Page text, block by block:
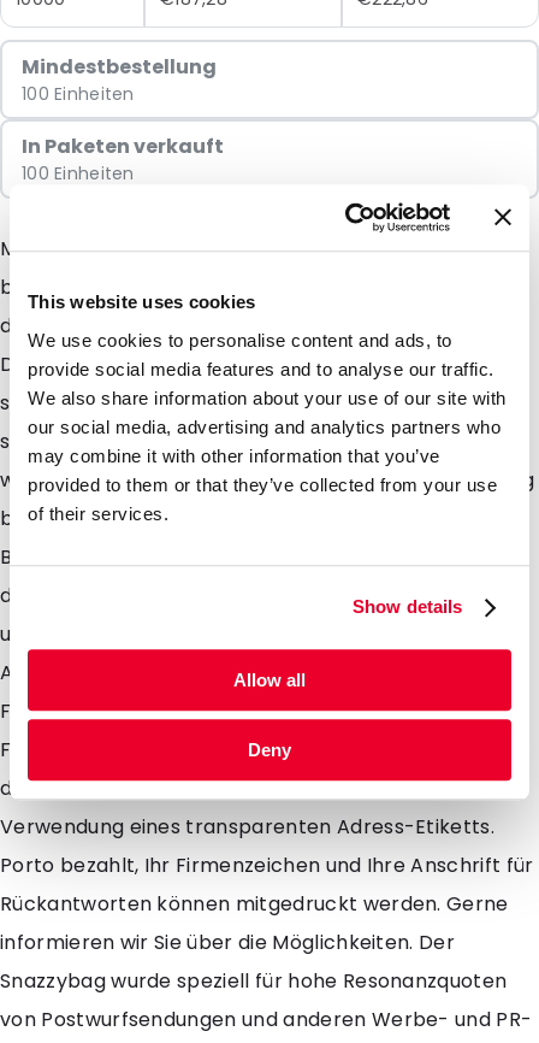
This website uses cookies
We use cookies to personalise content and ads, to
provide social media features and to analyse our traffic.
We also share information about your use of our site with
our social media, advertising and analytics partners who
may combine it with other information that you’ve
provided to them or that they’ve collected from your use
of their services.
Show details
Allow all
Deny
Mindestbestellung
100 Einheiten
In Paketen verkauft
100 Einheiten
Mit dem Snazzybag erzielen Sie immer das denkbar
beste Ergebnis. Diese auffällige Verpackung sorgt
dafür, dass Ihre Sendung immer zuerst geöffnet wird.
Der Inhalt der Verpackung erhält eine sympathische,
spannende und attraktive Ausstrahlung. Und das wirkt
sich natürlich positiv auf die Resonanz aus! Erst recht,
wenn Sie die Mailbags auch noch ein- oder mehrfarbig
bedrucken lassen. Die Möglichkeit einer einfarbigen
Bedruckung ist bereit ab 500 Stück möglich. Neu ist
das Format Notarumschlag (DIN A4 Längs gefaltet)
und zusammen mit den bestehenden Formaten DIN
A4, DIN A5, DIN A6 und den rechteckigen und kleinen
Formaten findet sich also immer ein geeignetes
Format. Sie können die resonanzerhöhende Wirkung
der Mailbags zusätzlich noch verstärken durch
Verwendung eines transparenten Adress-Etiketts.
Porto bezahlt, Ihr Firmenzeichen und Ihre Anschrift für
Rückantworten können mitgedruckt werden. Gerne
informieren wir Sie über die Möglichkeiten. Der
Snazzybag wurde speziell für hohe Resonanzquoten
von Postwurfsendungen und anderen Werbe- und PR-